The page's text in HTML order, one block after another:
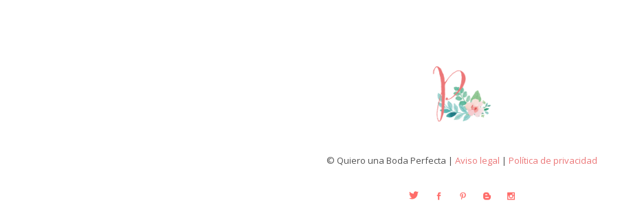
© Quiero una Boda Perfecta | Aviso legal | Política de privacidad